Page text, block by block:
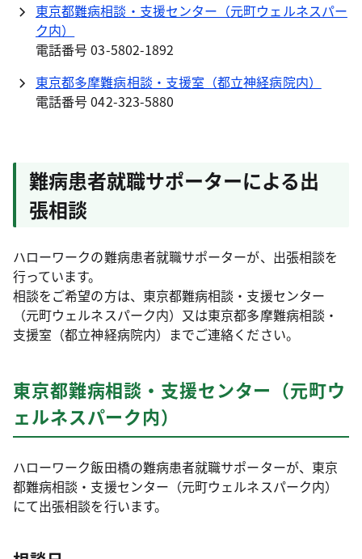
東京都難病相談・支援センター（元町ウェルネスパー
ク内）
電話番号 03-5802-1892
東京都多摩難病相談・支援室（都立神経病院内）
電話番号 042-323-5880
難病患者就職サポーターによる出
張相談
ハローワークの難病患者就職サポーターが、出張相談を
行っています。
相談をご希望の方は、東京都難病相談・支援センター
（元町ウェルネスパーク内）又は東京都多摩難病相談・
支援室（都立神経病院内）までご連絡ください。
東京都難病相談・支援センター（元町ウ
ェルネスパーク内）
ハローワーク飯田橋の難病患者就職サポーターが、東京
都難病相談・支援センター（元町ウェルネスパーク内）
にて出張相談を行います。